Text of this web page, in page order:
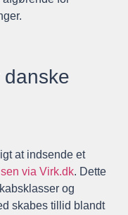
at indsende et
via Virk.dk. Dette
og
skabes tillid blandt